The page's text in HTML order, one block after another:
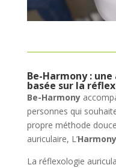
Be-Harmony :
basée sur la
Be-Harmony
personnes qui
propre méthode
auriculaire, L’
La réflexologie